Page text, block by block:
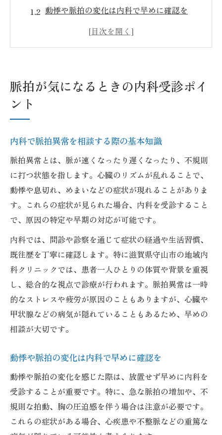
動悸や脈拍の変化は内科で早めに確認を
内科受診時に伝えたい脈拍の症状とは
守山市で内科を選ぶなら押さえたい基準
守山市の内科選びで重視したい診療体制
内科の評判や専門医の有無も重要な選択軸
守山市内科クリニックの診療対応をチェッ
ク
動悸や心臓バクバクに内科は対応するか
動悸や心臓の違和感は内科で相談できる
心臓バクバクの症状と内科診療の流れ
内科での動悸の原因特定と対応方法
心臓症状へ内科ができる検査とサポート
内科受診で不安な動悸の解消を目指す
ストレス起因の脈拍異常も内科で相談可能
ストレスによる脈拍の変化も内科が対応
内科で心因性の脈拍異常をどう伝えるか
ストレスと脈拍異常の関係を内科で確認
内科で相談できる心因性動悸の対処法
内科での脈拍測定と精密検査の流れ
内科で受ける脈拍測定と代表的な検査内容
脈拍異常の精密検査までの内科の流れ
脈拍が気になるときの内科受診ポイ
ント
内科で脈拍異常を相談する際の基本知識
脈拍異常とは、脈が速くなったり遅くなったり、不規則
に打つ状態を指します。心臓のリズムが乱れることで、
動悸や息切れ、めまいなどの症状が現れることがありま
す。これらの症状が見られた場合、内科を受診すること
で、原因の特定や早期の対応が可能です。
内科では、問診や診察を通じて症状の経過や生活習慣、
既往歴を丁寧に確認します。特に滋賀県守山市の地域内
科クリニックでは、患者一人ひとりの体質や背景を重視
し、総合的な視点で診療が行われます。脈拍異常は一時
的なストレスや疲労が原因のこともありますが、心臓や
甲状腺などの病気が隠れていることもあるため、早めの
相談が大切です。
動悸や脈拍の変化は内科で早めに確認を
動悸や脈拍の変化を感じた際は、放置せず早めに内科を
受診することが重要です。特に、急な脈拍の増加や、不
規則な拍動、胸の圧迫感を伴う場合は注意が必要です。
これらの症状がある場合、心疾患や不整脈などの重篤な